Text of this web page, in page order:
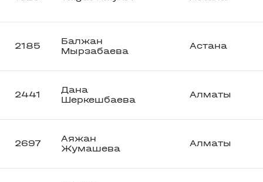
2185
Балжан
Мырзабаева
Астана
2441
Дана
Шеркешбаева
Алматы
2697
Аяжан
Жумашева
Алматы